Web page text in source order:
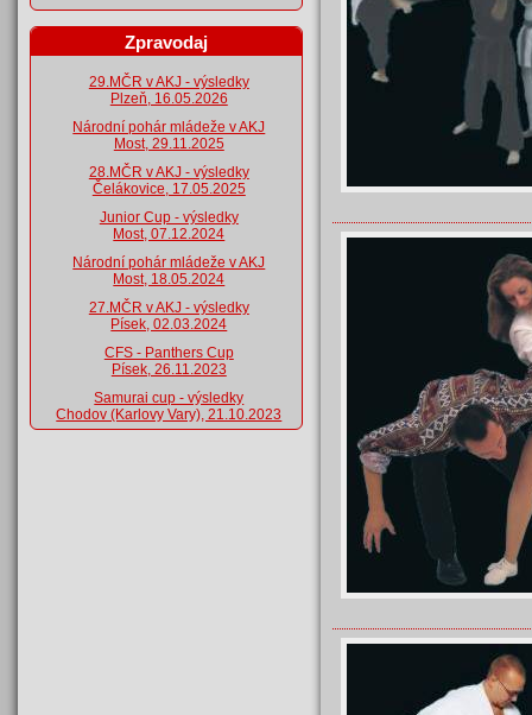
Zpravodaj
29.MČR v AKJ - výsledky
Plzeň, 16.05.2026
Národní pohár mládeže v AKJ
Most, 29.11.2025
28.MČR v AKJ - výsledky
Čelákovice, 17.05.2025
Junior Cup - výsledky
Most, 07.12.2024
Národní pohár mládeže v AKJ
Most, 18.05.2024
27.MČR v AKJ - výsledky
Písek, 02.03.2024
CFS - Panthers Cup
Písek, 26.11.2023
Samurai cup - výsledky
Chodov (Karlovy Vary), 21.10.2023